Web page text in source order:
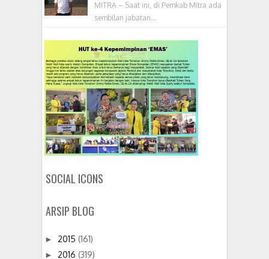
MITRA – Saat ini, di Pemkab Mitra ada
sembilan jabatan...
SOCIAL ICONS
ARSIP BLOG
► 2015 (161)
► 2016 (319)